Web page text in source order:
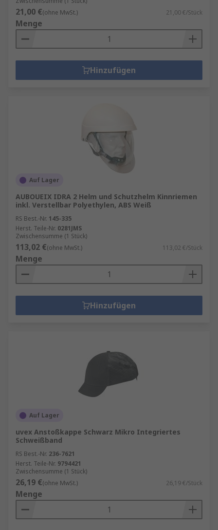
21,00 €(ohne MwSt.) 21,00 €/Stück
Menge
Hinzufügen
Auf Lager
AUBOUEIX IDRA 2 Helm und Schutzhelm Kinnriemen
inkl. Verstellbar Polyethylen, ABS Weiß
RS Best.-Nr. 145-335
Herst. Teile-Nr. 0281JMS
Zwischensumme (1 Stück)
113,02 €(ohne MwSt.) 113,02 €/Stück
Menge
Hinzufügen
Auf Lager
uvex Anstoßkappe Schwarz Mikro Integriertes
Schweißband
RS Best.-Nr. 236-7621
Herst. Teile-Nr. 9794421
Zwischensumme (1 Stück)
26,19 €(ohne MwSt.) 26,19 €/Stück
Menge